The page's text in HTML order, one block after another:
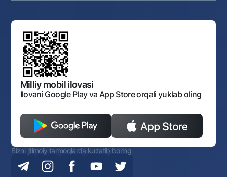
Aksilkorrupsiya
Korporativ uslub
Sayt haritasi
Auksionlar
Ofis va bankomatlar
Shaxsiy ma'lumotlarni qayta ishlashga rozilik berish
O‘zbekiston Tasviriy san’at galereyasi
Standart shartnomalar
Normativ-huquqiy hujjatlar loyihalarini muhokama qilish
Normativ huquqiy hujjatlar
O'zbekiston Respublikasi Tashqi Iqtisodiy Faoliyat Milliy
Bankining ish tartibi va rejimi
Ochiq ma'lumotlar
Monopoliyaga qarshi komplaens
Milliy mobil ilovasi
Ilovani Google Play va App Store orqali yuklab oling
Bizni ijtimoiy tarmoqlarda kuzatib boring